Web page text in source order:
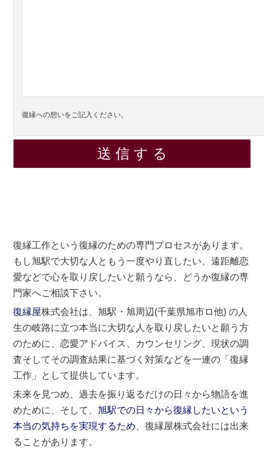
復縁への想いをご記入ください。
復縁工作という復縁のための専門プロセスがあります。
もし旭駅で大切な人ともう一度やり直したい、遠距離恋
愛などで心を取り戻したいと願うなら、どうか復縁の専
門家へご相談下さい。
復縁屋株式会社は、旭駅・旭周辺(千葉県旭市ロ他) の人
生の岐路に立つ本当に大切な人を取り戻したいと願う方
のために、恋愛アドバイス、カウンセリング、現状の調
査そしてその調査結果に基づく対策などを一連の「復縁
工作」として提供しています。
未来を見つめ、過去を振り返るだけの日々から物語を進
めために、そして、 旭駅での日々から復縁したいという
本当の気持ちを実現するため 、復縁屋株式会社には出来
ることがあります。